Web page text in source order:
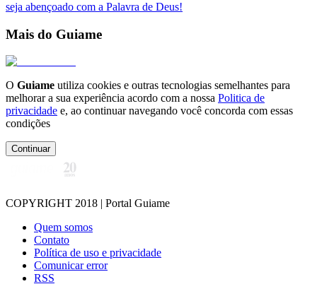
seja abençoado com a Palavra de Deus!
Mais do Guiame
O Guiame utiliza cookies e outras tecnologias semelhantes para
melhorar a sua experiência acordo com a nossa Politica de
privacidade e, ao continuar navegando você concorda com essas
condições
Continuar
COPYRIGHT 2018 | Portal Guiame
Quem somos
Contato
Política de uso e privacidade
Comunicar error
RSS